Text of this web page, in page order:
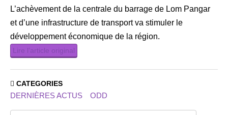
L’achèvement de la centrale du barrage de Lom Pangar
et d’une infrastructure de transport va stimuler le
développement économique de la région.
Lire l’article original
CATEGORIES
DERNIÈRES ACTUS ODD